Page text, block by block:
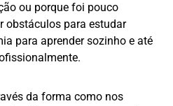
ou porque foi pouco
obstáculos para estudar
para aprender sozinho e até
da forma como nos